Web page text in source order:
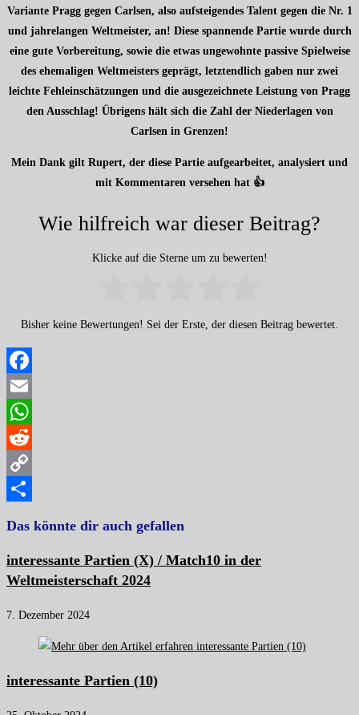
Variante Pragg gegen Carlsen, also aufsteigendes Talent gegen die Nr. 1
und jahrelangen Weltmeister, an! Diese spannende Partie wurde durch
eine gute Vorbereitung, sowie die etwas ungewohnte passive Spielweise
des ehemaligen Weltmeisters geprägt, letztendlich gaben nur zwei
leichte Fehleinschätzungen und die ausgezeichnete Leistung von Pragg
den Ausschlag! Übrigens hält sich die Zahl der Niederlagen von
Carlsen in Grenzen!
Mein Dank gilt Rupert, der diese Partie aufgearbeitet, analysiert und
mit Kommentaren versehen hat 👍
Wie hilfreich war dieser Beitrag?
Klicke auf die Sterne um zu bewerten!
Bisher keine Bewertungen! Sei der Erste, der diesen Beitrag bewertet.
Facebook
Email
WhatsApp
Reddit
Copy
Das könnte dir auch gefallen
interessante Partien (X) / Match10 in der
Weltmeisterschaft 2024
7. Dezember 2024
interessante Partien (10)